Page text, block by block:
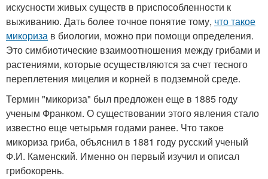
искусности живых существ в приспособленности к
выживанию. Дать более точное понятие тому, что такое
микориза в биологии, можно при помощи определения.
Это симбиотические взаимоотношения между грибами и
растениями, которые осуществляются за счет тесного
переплетения мицелия и корней в подземной среде.
Термин "микориза" был предложен еще в 1885 году
ученым Франком. О существовании этого явления стало
известно еще четырьмя годами ранее. Что такое
микориза гриба, объяснил в 1881 году русский ученый
Ф.И. Каменский. Именно он первый изучил и описал
грибокорень.